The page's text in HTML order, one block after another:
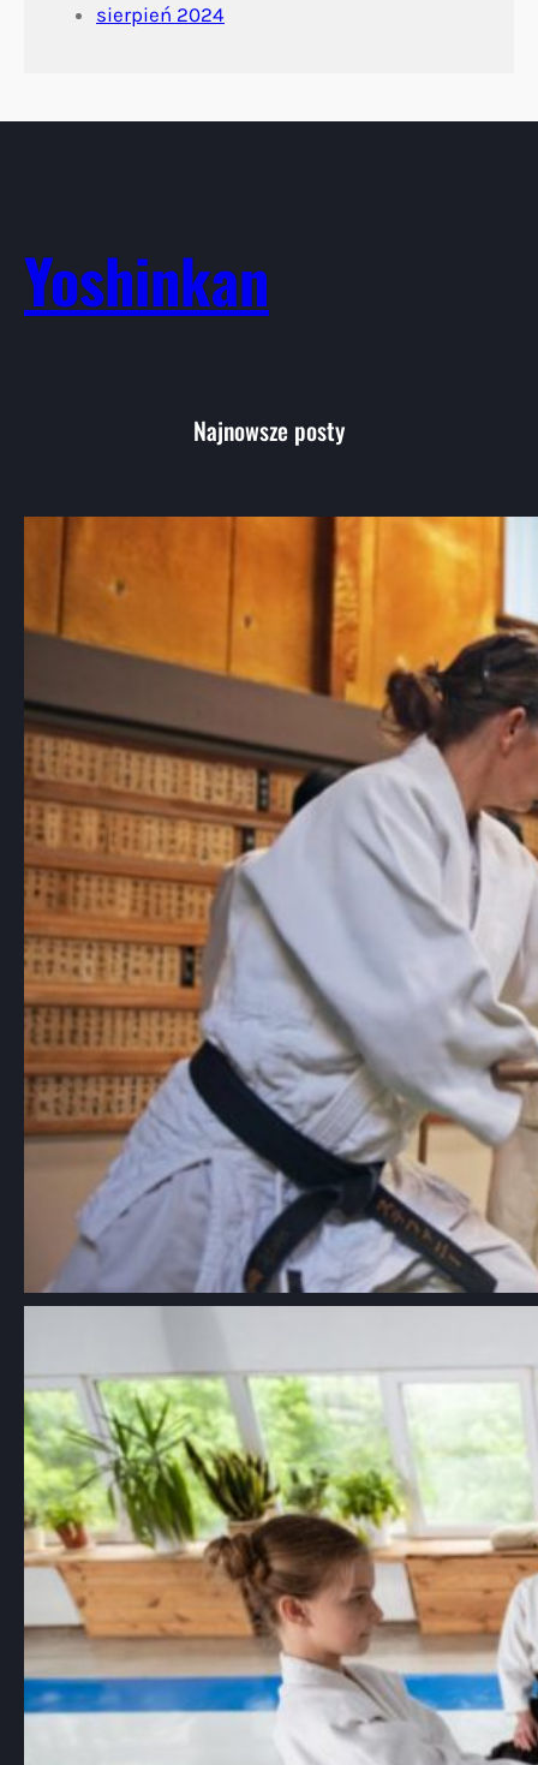
sierpień 2024
Yoshinkan
Najnowsze posty
Aikido: Wprowadzenie do japońskiej
sztuki walki i jej filozofii
Aikido, choć mniej znane niż karate czy
korzyściach z treningów
Aikido, japońska sztuka walki znana z
używania technik obronnych, które…